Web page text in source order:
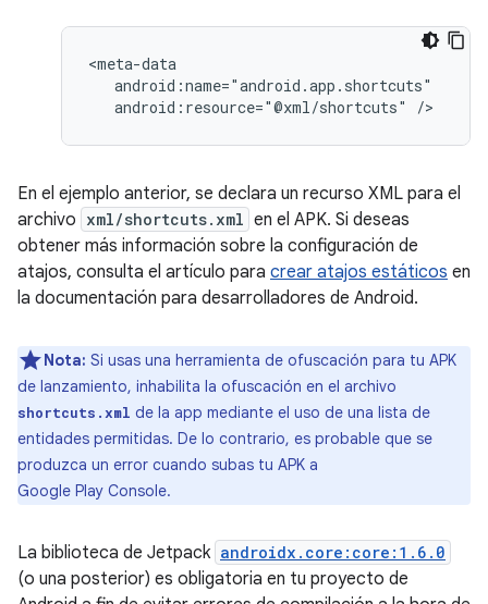
android:resource="@xml/shortcuts"
En el ejemplo anterior, se declara un recurso XML para el
archivo xml/shortcuts.xml en el APK. Si deseas
obtener más información sobre la configuración de
atajos, consulta el artículo para crear atajos estáticos en
la documentación para desarrolladores de Android.
Nota: Si usas una herramienta de ofuscación para tu APK
de lanzamiento, inhabilita la ofuscación en el archivo
shortcuts.xml de la app mediante el uso de una lista de
entidades permitidas. De lo contrario, es probable que se
produzca un error cuando subas tu APK a
Google Play Console.
La biblioteca de Jetpack androidx.core:core:1.6.0
(o una posterior) es obligatoria en tu proyecto de